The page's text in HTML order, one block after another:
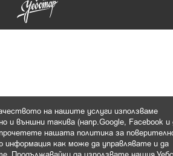
на нашите услуги използваме
и външни такива (напр.Google, Facebook и
нашата политика за
как може да управлявате и да